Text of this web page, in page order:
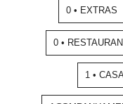
0 • EXTRAS
0 •
1 •